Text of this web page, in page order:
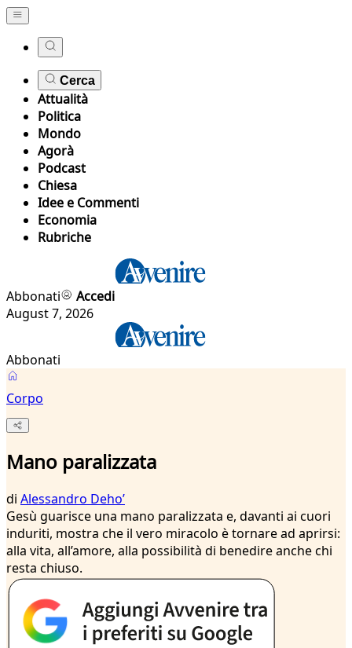
Cerca
Attualità
Politica
Mondo
Agorà
Podcast
Chiesa
Idee e Commenti
Economia
Rubriche
Abbonati
Accedi
August 7, 2026
Abbonati
Corpo
Mano paralizzata
di Alessandro Dehoʼ
Gesù guarisce una mano paralizzata e, davanti ai cuori
induriti, mostra che il vero miracolo è tornare ad aprirsi:
alla vita, all’amore, alla possibilità di benedire anche chi
resta chiuso.